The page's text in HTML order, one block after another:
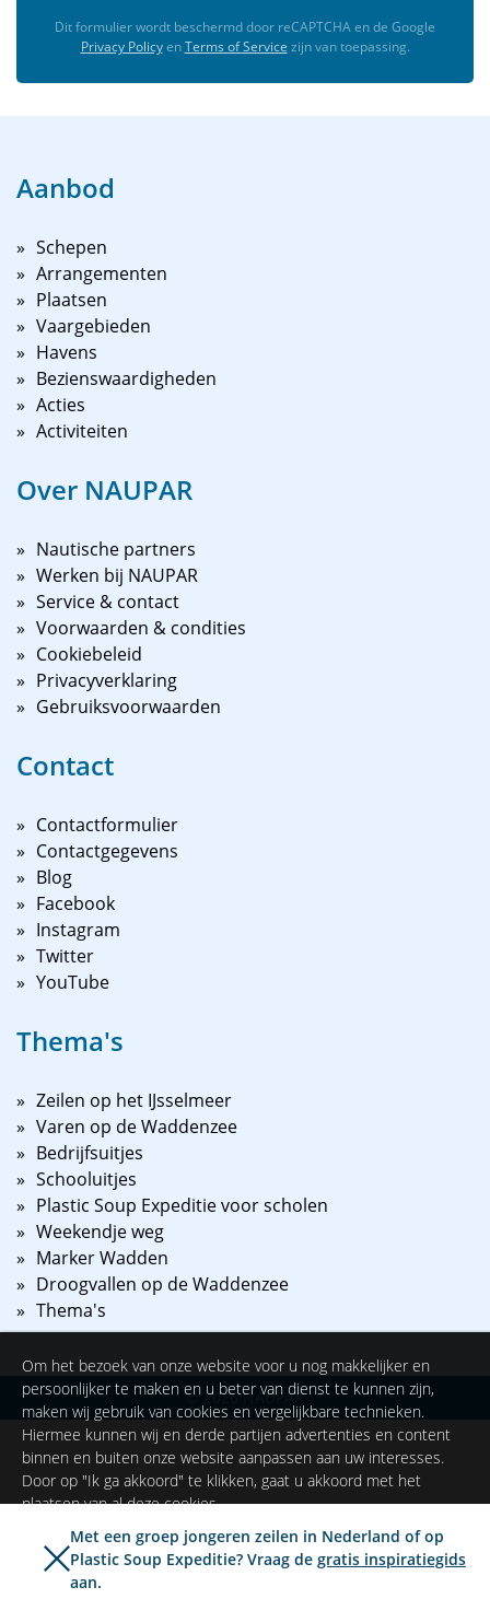
Dit formulier wordt beschermd door reCAPTCHA en de Google
Privacy PolicyenTerms of Service zijn van toepassing.
Aanbod
Schepen
Arrangementen
Plaatsen
Vaargebieden
Havens
Bezienswaardigheden
Acties
Activiteiten
Over NAUPAR
Nautische partners
Werken bij NAUPAR
Service & contact
Voorwaarden & condities
Cookiebeleid
Privacyverklaring
Gebruiksvoorwaarden
Contact
Contactformulier
Contactgegevens
Blog
Facebook
Instagram
Twitter
YouTube
Thema's
Zeilen op het IJsselmeer
Varen op de Waddenzee
Bedrijfsuitjes
Schooluitjes
Plastic Soup Expeditie voor scholen
Weekendje weg
Marker Wadden
Droogvallen op de Waddenzee
Thema's
© 2026NAUPAR
Met een groep jongeren zeilen in Nederland of op
Plastic Soup Expeditie? Vraag de gratis inspiratiegids
aan.
Om het bezoek van onze website voor u nog makkelijker en
persoonlijker te maken en u beter van dienst te kunnen zijn,
maken wij gebruik van cookies en vergelijkbare technieken.
Hiermee kunnen wij en derde partijen advertenties en content
binnen en buiten onze website aanpassen aan uw interesses.
Door op "Ik ga akkoord" te klikken, gaat u akkoord met het
plaatsen van al deze cookies.
Ik ga akkoord Instellingen